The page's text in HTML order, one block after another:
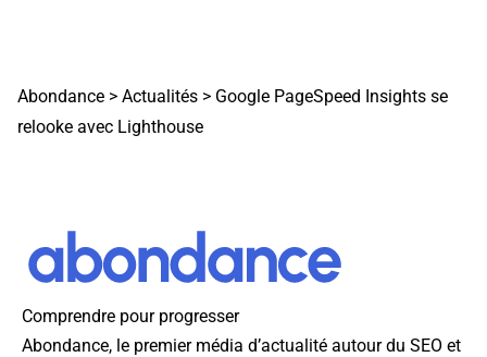
Abondance > Actualités > Google PageSpeed Insights se
relooke avec Lighthouse
Comprendre pour progresser
Abondance, le premier média d’actualité autour du SEO et